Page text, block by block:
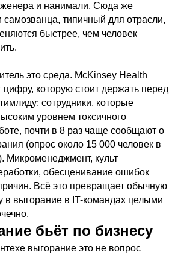
и нанимали. Сюда же
самозванца, типичный для отрасли,
быстрее, чем человек
это среда. McKinsey Health
цифру, которую стоит держать перед
сотрудники, которые
уровнем токсичного
почти в 8 раз чаще сообщают о
(опрос около 15 000 человек в
Микроменеджмент, культ
обесценивание ошибок
Всё это превращает обычную
в выгорание в IT-командах целыми
бьёт по бизнесу
выгорание это не вопрос